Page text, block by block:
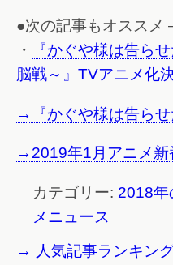
●次の記事もオス
・
『かぐや様は告ら
脳戦～』TVアニメ化
→『かぐや様は告ら
→2019年1月アニメ新
カテゴリー: 2018年
メニュース
→ 人気記事ランキン